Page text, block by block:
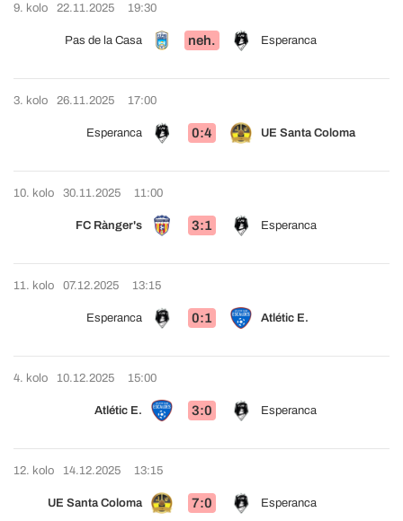
9. kolo 22.11.2025 19:30
Pas de la Casa neh. Esperanca
3. kolo 26.11.2025 17:00
Esperanca 0:4 UE Santa Coloma
10. kolo 30.11.2025 11:00
FC Rànger's 3:1 Esperanca
11. kolo 07.12.2025 13:15
Esperanca 0:1 Atlétic E.
4. kolo 10.12.2025 15:00
Atlétic E. 3:0 Esperanca
12. kolo 14.12.2025 13:15
UE Santa Coloma 7:0 Esperanca